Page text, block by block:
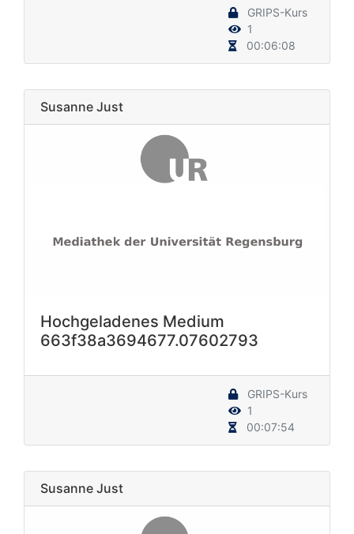
GRIPS-Kurs
1
00:06:08
Susanne Just
Hochgeladenes Medium
663f38a3694677.07602793
GRIPS-Kurs
1
00:07:54
Susanne Just